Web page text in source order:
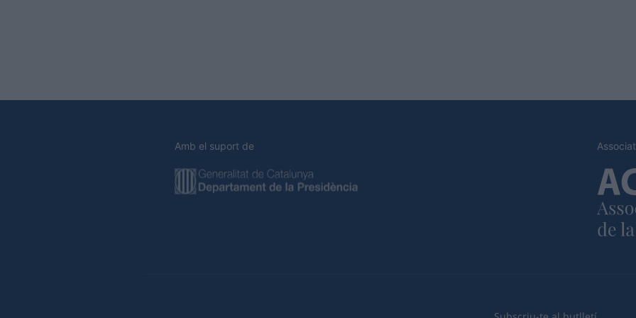
Amb el suport de